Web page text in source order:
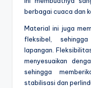
berbagai cuaca dan
Material ini juga
fleksibel,
lapangan.
menyesuaikan
sehingga
stabilisasi dan